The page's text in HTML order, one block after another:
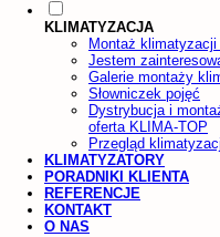
KLIMATYZACJA
Montaż
Jestem
Galerie montaży
Słowniczek pojęć
Dystrybucja i
oferta KLIMA-TOP
Przegląd
KLIMATYZATORY
PORADNIKI KLIENTA
REFERENCJE
KONTAKT
O NAS